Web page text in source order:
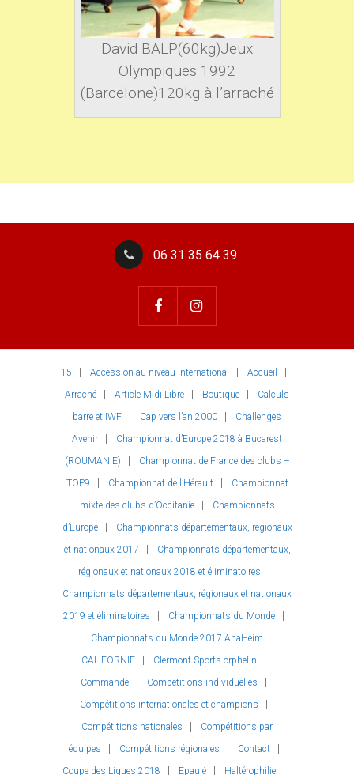
David BALP(60kg)Jeux
Olympiques 1992
(Barcelone)120kg à l’arraché
06 31 35 64 39
15 Accession au niveau international
Accueil
Arraché
Article Midi Libre Boutique
Calculs
barre et IWF
Cap vers l’an 2000
Challenges
Avenir
Championnat d’Europe 2018 à Bucarest
(ROUMANIE)
Championnat de France des clubs –
TOP9
Championnat de l’Hérault
Championnat
mixte des clubs d’Occitanie
Championnats
d’Europe
Championnats départementaux, régionaux
et nationaux 2017
Championnats départementaux,
régionaux et nationaux 2018 et éliminatoires
Championnats départementaux, régionaux et nationaux
2019 et éliminatoires
Championnats du Monde
Championnats du Monde 2017 AnaHeim
CALIFORNIE
Clermont Sports orphelin
Commande
Compétitions individuelles
Compétitions internationales et champions
Compétitions nationales
Compétitions par
équipes
Compétitions régionales
Contact
Coupe des Ligues 2018
Epaulé Haltérophilie